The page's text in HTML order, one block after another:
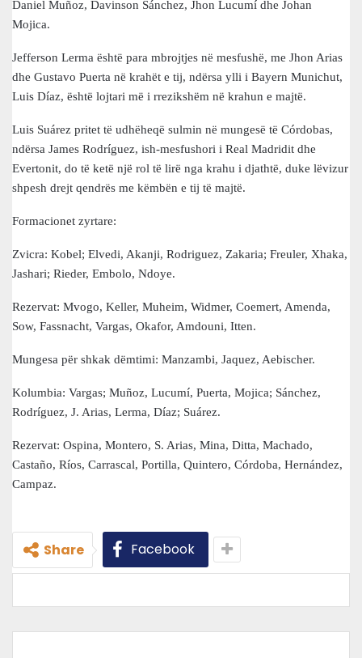
Daniel Muñoz, Davinson Sánchez, Jhon Lucumí dhe Johan
Mojica.
Jefferson Lerma është para mbrojtjes në mesfushë, me Jhon Arias
dhe Gustavo Puerta në krahët e tij, ndërsa ylli i Bayern Munichut,
Luis Díaz, është lojtari më i rrezikshëm në krahun e majtë.
Luis Suárez pritet të udhëheqë sulmin në mungesë të Córdobas,
ndërsa James Rodríguez, ish-mesfushori i Real Madridit dhe
Evertonit, do të ketë një rol të lirë nga krahu i djathtë, duke lëvizur
shpesh drejt qendrës me këmbën e tij të majtë.
Formacionet zyrtare:
Zvicra: Kobel; Elvedi, Akanji, Rodriguez, Zakaria; Freuler, Xhaka,
Jashari; Rieder, Embolo, Ndoye.
Rezervat: Mvogo, Keller, Muheim, Widmer, Coemert, Amenda,
Sow, Fassnacht, Vargas, Okafor, Amdouni, Itten.
Mungesa për shkak dëmtimi: Manzambi, Jaquez, Aebischer.
Kolumbia: Vargas; Muñoz, Lucumí, Puerta, Mojica; Sánchez,
Rodríguez, J. Arias, Lerma, Díaz; Suárez.
Rezervat: Ospina, Montero, S. Arias, Mina, Ditta, Machado,
Castaño, Ríos, Carrascal, Portilla, Quintero, Córdoba, Hernández,
Campaz.
Share Facebook